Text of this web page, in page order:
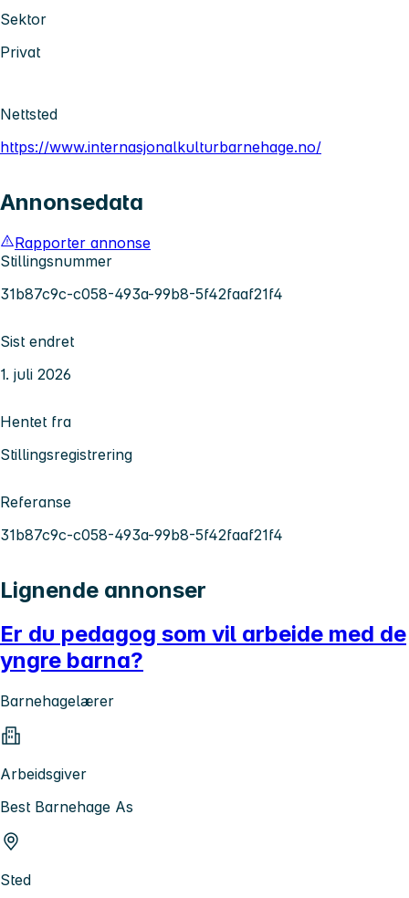
Sektor
Privat
Nettsted
https://www.internasjonalkulturbarnehage.no/
Annonsedata
Rapporter annonse
Stillingsnummer
31b87c9c-c058-493a-99b8-5f42faaf21f4
Sist endret
1. juli 2026
Hentet fra
Stillingsregistrering
Referanse
31b87c9c-c058-493a-99b8-5f42faaf21f4
Lignende annonser
Er du pedagog som vil arbeide med de
yngre barna?
Barnehagelærer
Arbeidsgiver
Best Barnehage As
Sted